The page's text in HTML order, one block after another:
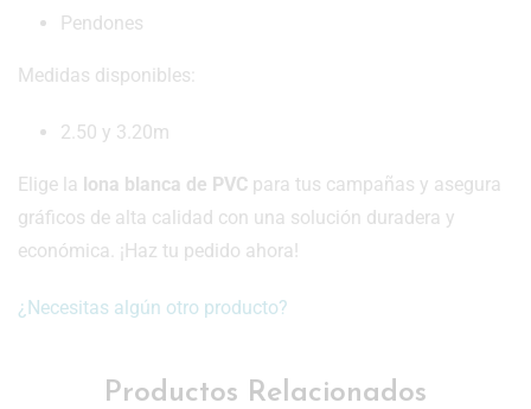
Pendones
Medidas disponibles:
2.50 y 3.20m
Elige la lona blanca de PVC para tus campañas y asegura
gráficos de alta calidad con una solución duradera y
económica. ¡Haz tu pedido ahora!
¿Necesitas algún otro producto?
Productos Relacionados